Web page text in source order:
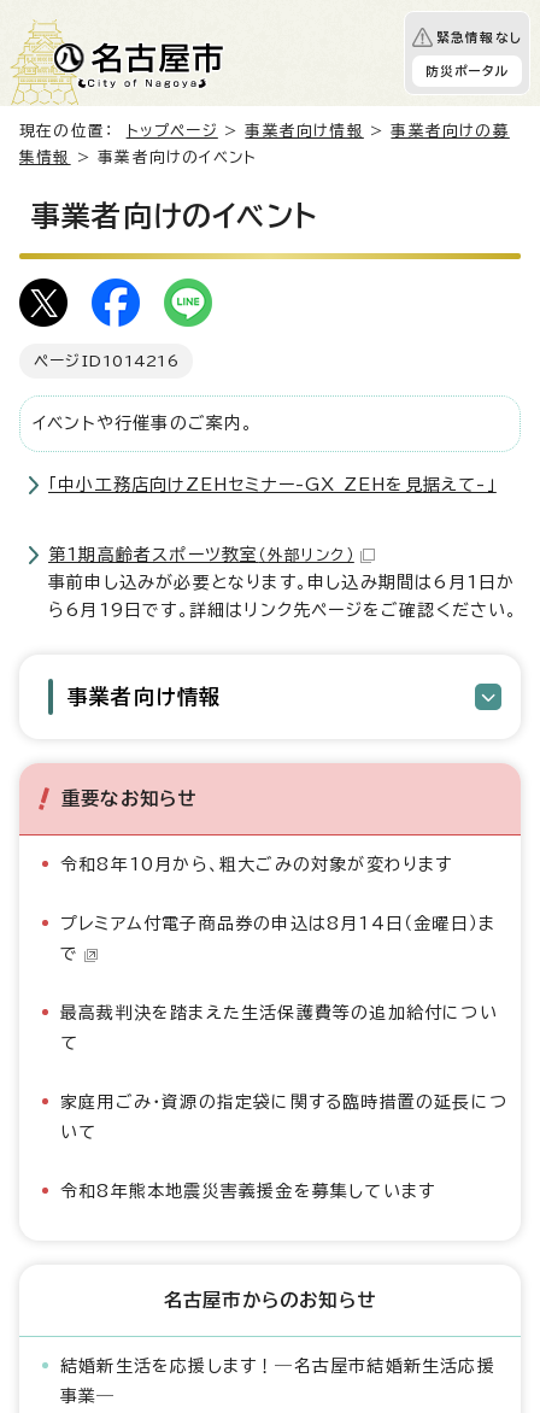
緊急情報なし
防災ポータル
現在の位置： トップページ >事業者向け情報 >事業者向けの募
集情報
> 事業者向けのイベント
事業者向けのイベント
ページID 1014216
イベントや行催事のご案内。
「中小工務店向けZEHセミナー-GX ZEHを見据えて-」
第1期高齢者スポーツ教室 （外部リンク）
事前申し込みが必要となります。申し込み期間は6月1日か
ら6月19日です。詳細はリンク先ページをご確認ください。
事業者向け情報
重要なお知らせ
令和8年10月から、粗大ごみの対象が変わります
プレミアム付電子商品券の申込は8月14日（金曜日）ま
で
最高裁判決を踏まえた生活保護費等の追加給付につい
て
家庭用ごみ・資源の指定袋に関する臨時措置の延長につ
いて
令和8年熊本地震災害義援金を募集しています
名古屋市からのお知らせ
結婚新生活を応援します！―名古屋市結婚新生活応援
事業―